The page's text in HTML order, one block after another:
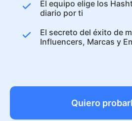
El equipo elige los
diario por ti
El secreto del éxito de
Influencers, Marcas y
Quiero